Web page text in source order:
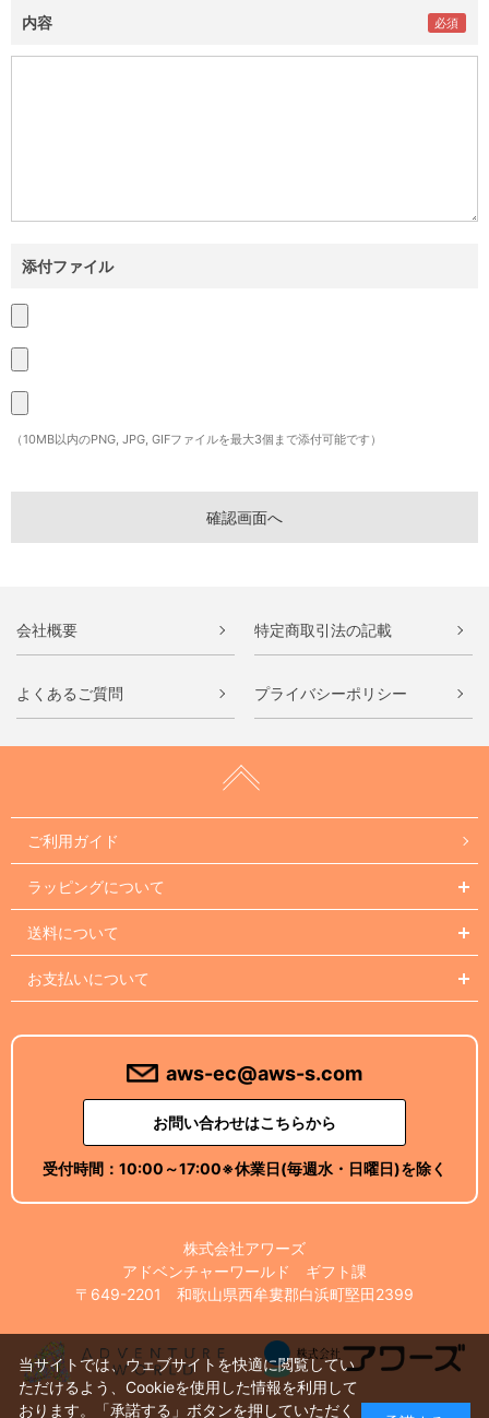
内容
添付ファイル
（10MB以内のPNG, JPG, GIFファイルを最大3個まで添付可能です）
会社概要 特定商取引法の記載
よくあるご質問 プライバシーポリシー
ご利用ガイド
ラッピングについて
送料について
お支払いについて
aws-ec@aws-s.com
お問い合わせはこちらから
受付時間： 10:00～17:00※休業日(毎週水・日曜日)を除く
株式会社アワーズ
アドベンチャーワールド ギフト課
〒649-2201 和歌山県西牟婁郡白浜町堅田2399
当サイトでは、ウェブサイトを快適に閲覧してい
ただけるよう、Cookieを使用した情報を利用して
おります。「承諾する」ボタンを押していただく